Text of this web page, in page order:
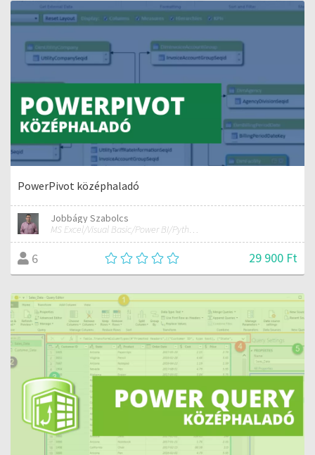
PowerPivot középhaladó
Jobbágy Szabolcs
MS Excel/Visual Basic/Power BI/Python adatelemzési szakértő
6 29 900 Ft